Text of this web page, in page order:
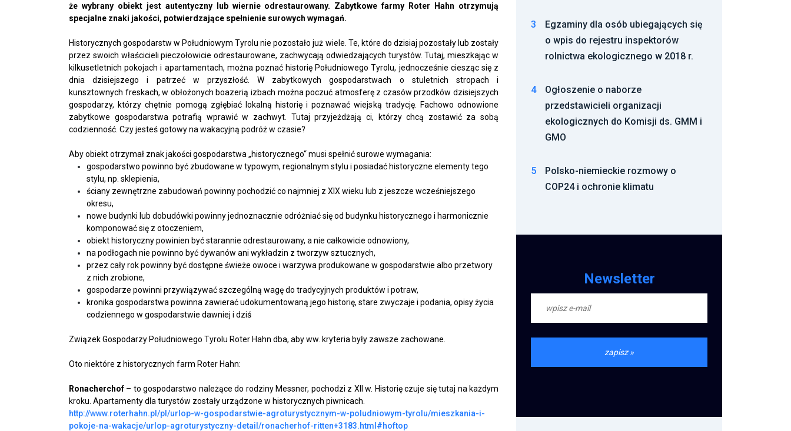
że wybrany obiekt jest autentyczny lub wiernie odrestaurowany. Zabytkowe farmy Roter Hahn otrzymują
specjalne znaki jakości, potwierdzające spełnienie surowych wymagań.
Historycznych gospodarstw w Południowym Tyrolu nie pozostało już wiele. Te, które do dzisiaj pozostały lub zostały
przez swoich właścicieli pieczołowicie odrestaurowane, zachwycają odwiedzających turystów. Tutaj, mieszkając w
kilkusetletnich pokojach i apartamentach, można poznać historię Południowego Tyrolu, jednocześnie ciesząc się z
dnia dzisiejszego i patrzeć w przyszłość. W zabytkowych gospodarstwach o stuletnich
stropach i
kunsztownych freskach, w obłożonych boazerią izbach możnapoczuć atmosferę z czasów przodków dzisiejszych
gospodarzy, którzy chętnie pomogą zgłębiać lokalną historię i poznawać wiejską tradycję. Fachowo odnowione
zabytkowe gospodarstwa potrafią wprawić w zachwyt. Tutaj przyjeżdżają ci, którzy chcą zostawić za sobą
codzienność. Czy jesteś gotowy na wakacyjną podróż w czasie?
Aby obiekt otrzymał znak jakości gospodarstwa „historycznego“ musi spełnić surowe wymagania:
gospodarstwo powinno być zbudowane w typowym, regionalnym stylu i posiadać historyczne elementy tego
stylu, np. sklepienia,
ściany zewnętrzne zabudowań powinny pochodzić co najmniej z XIX wieku lub z jeszcze wcześniejszego
okresu,
nowe budynki lub dobudówki powinny jednoznacznie odróżniać się od budynku historycznego i harmonicznie
komponować się z otoczeniem,
obiekt historyczny powinien być starannie odrestaurowany, a nie całkowicie odnowiony,
na podłogach nie powinno być dywanów ani wykładzin z tworzyw sztucznych,
przez cały rok powinny być dostępne świeże owoce i warzywa produkowane w gospodarstwie albo przetwory
z nich zrobione,
gospodarze powinni przywiązywać szczególną wagę do tradycyjnych produktów i potraw,
kronika gospodarstwa powinna zawierać udokumentowaną jego historię, stare zwyczaje i podania, opisy życia
codziennego w gospodarstwie dawniej i dziś
Związek Gospodarzy Południowego Tyrolu Roter Hahn dba, aby ww. kryteria były zawsze zachowane.
Oto niektóre z historycznych farm Roter Hahn:
Ronacherchof – to gospodarstwo należące do rodziny Messner, pochodzi z XII w. Historię czuje się tutaj na każdym
kroku. Apartamenty dla turystów zostały urządzone w historycznych piwnicach.
http://www.roterhahn.pl/pl/urlop-w-gospodarstwie-agroturystycznym-w-poludniowym-tyrolu/mieszkania-i-
pokoje-na-wakacje/urlop-agroturystyczny-detail/ronacherhof-ritten+3183.html#hoftop
3
Egzaminy dla osób ubiegających się
o wpis do rejestru inspektorów
rolnictwa ekologicznego w 2018 r.
4
Ogłoszenie o naborze
przedstawicieli organizacji
ekologicznych do Komisji ds. GMM i
GMO
5
Polsko-niemieckie rozmowy o
COP24 i ochronie klimatu
Newsletter